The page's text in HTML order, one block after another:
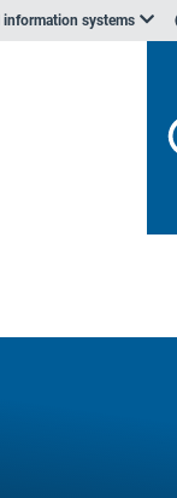
information systems